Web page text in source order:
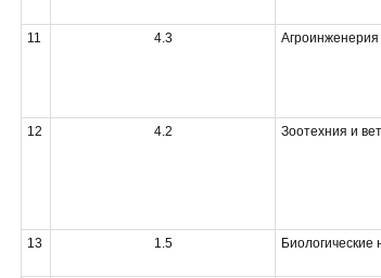
11 4.3
12 4.2 Зоотехния и
13 1.5 Биологические